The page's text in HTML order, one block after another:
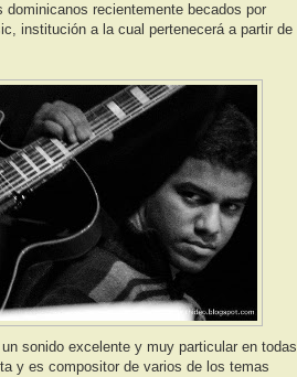
recientemente becados por
institución a la cual pertenecerá a partir de
sonido excelente y muy particular en todas
y es compositor de varios de los temas